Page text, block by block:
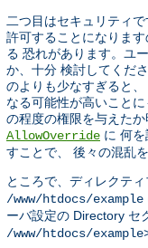
二つ目はセキュリティ
許可することになりま
る 恐れがあります。ユ
か、十分 検討してくだ
のよりも少なすぎると
なる可能性が高いこと
の程度の権限を与えたか
AllowOverride に 何
すことで、 後々の混乱
ところで、ディレクテ
/www/htdocs/example
ーバ設定の Directory セ
/www/htdocs/